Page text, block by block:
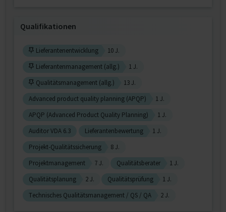
Qualifikationen
Lieferantenentwicklung
10 J.
Lieferantenmanagement (allg.)
1 J.
Qualitätsmanagement (allg.)
13 J.
Advanced product quality planning (APQP)
1 J.
APQP (Advanced Product Quality Planning)
1 J.
Auditor VDA 6.3
Lieferantenbewertung
1 J.
Projekt-Qualitätssicherung
8 J.
Projektmanagement
7 J. Qualitätsberater
1 J.
Qualitätsplanung
2 J. Qualitätsprüfung
1 J.
Technisches Qualitätsmanagement / QS / QA
2 J.